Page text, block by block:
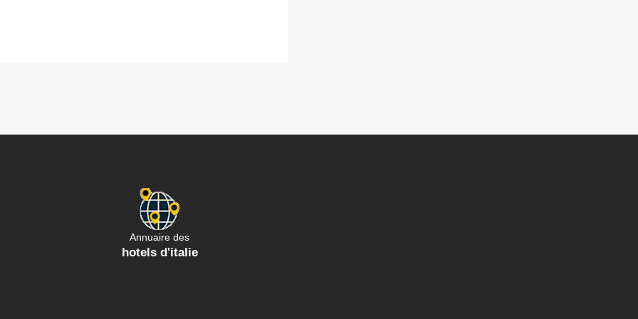
Annuaire des
hotels d'italie